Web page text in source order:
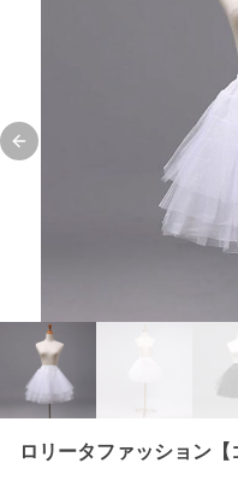
Previous slide
ロリータファッション